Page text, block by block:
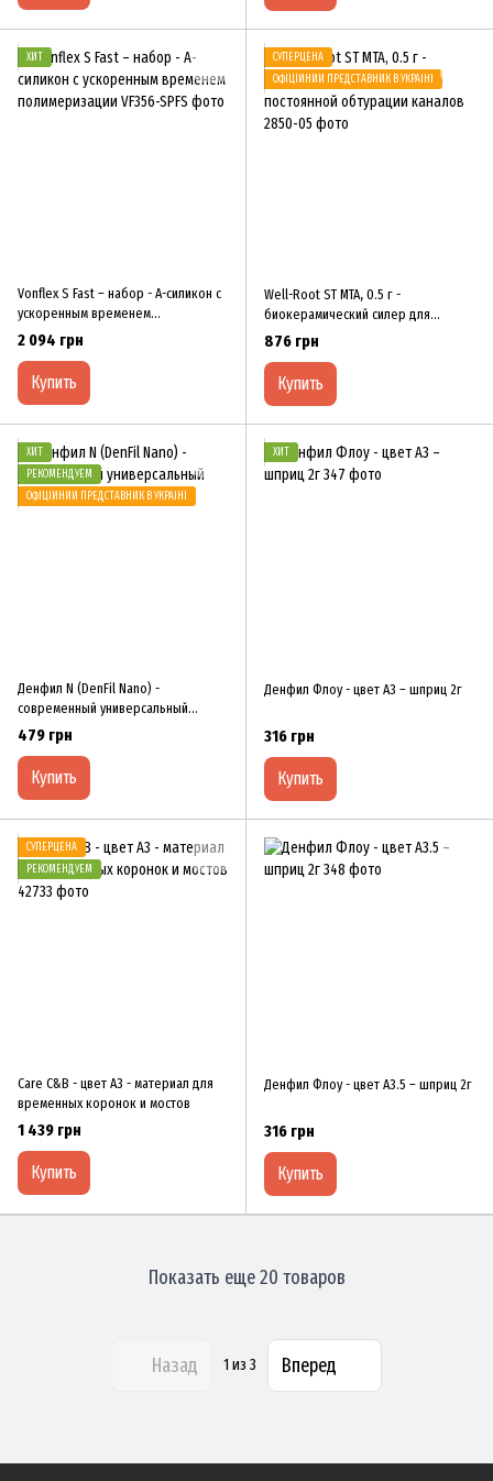
ХИТ
Vonflex S Fast – набор - A-силикон с
ускоренным временем
полимеризации
2 094 грн
Купить
СУПЕРЦЕНА
ОФІЦІЙНИЙ ПРЕДСТАВНИК В УКРАЇНІ
Well-Root ST MTA, 0.5 г -
биокерамический силер для
постоянной обтурации каналов
876 грн
Купить
ХИТ
РЕКОМЕНДУЕМ
ОФІЦІЙНИЙ ПРЕДСТАВНИК В УКРАЇНІ
Денфил N (DenFil Nano) -
современный универсальный
нанокомпозит
479 грн
Купить
ХИТ
Денфил Флоу - цвет А3 – шприц 2г
316 грн
Купить
СУПЕРЦЕНА
РЕКОМЕНДУЕМ
Care C&B - цвет А3 - материал для
временных коронок и мостов
1 439 грн
Купить
Денфил Флоу - цвет А3.5 – шприц 2г
316 грн
Купить
Показать еще 20 товаров
Назад 1 из 3 Вперед